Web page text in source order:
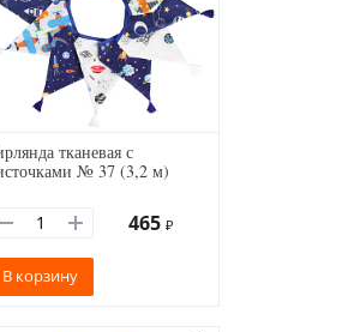
тканевая с
№ 37 (3,2 м)
465 ₽
В корзину